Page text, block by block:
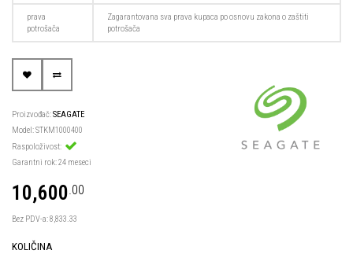
prava
potrošača
Zagarantovana sva prava kupaca po osnovu zakona o zaštiti
potrošača
Proizvođač:SEAGATE
Model: STKM1000400
Raspoloživost:
Garantni rok: 24 meseci
10,600.00
Bez PDV-a: 8,833.33
KOLIČINA